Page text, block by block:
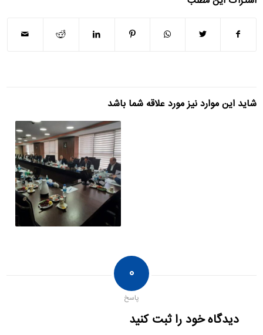
شاید این موارد نیز مورد علاقه شما باشد
۰
پاسخ
دیدگاه خود را ثبت کنید